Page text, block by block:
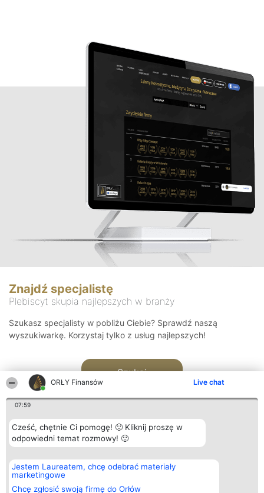
ORŁY Finansów Live chat
07:59
Cześć, chętnie Ci pomogę! 🙂 Kliknij proszę w
odpowiedni temat rozmowy! 🙂
Jestem Laureatem, chcę odebrać materiały
marketingowe
Chcę zgłosić swoją firmę do Orłów
Znajdź specjalistę
Plebiscyt skupia najlepszych w branży
Szukasz specjalisty w pobliżu Ciebie? Sprawdź naszą
wyszukiwarkę. Korzystaj tylko z usług najlepszych!
Szukaj
Organizator plebiscytu
Bright Side Solutions sp. z o.
o. sp. k.
ul. Ruska 22
Plebiscyt
Laureaci
wszystkich
Kontakt
Kontakt